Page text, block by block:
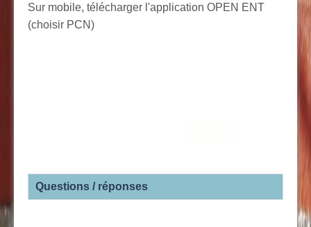
Sur mobile, télécharger l'application OPEN ENT
(choisir PCN)
Questions / réponses